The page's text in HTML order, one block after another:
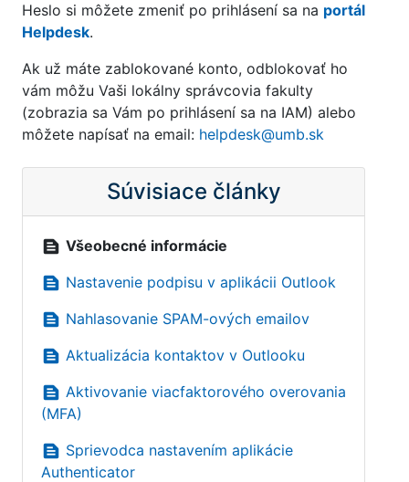
Heslo si môžete zmeniť po prihlásení sa na portál
Helpdesk.
Ak už máte zablokované konto, odblokovať ho
vám môžu Vaši lokálny správcovia fakulty
(zobrazia sa Vám po prihlásení sa na IAM) alebo
môžete napísať na email: helpdesk@umb.sk
Súvisiace články
text_snippet Všeobecné informácie
text_snippet Nastavenie podpisu v aplikácii Outlook
text_snippet Nahlasovanie SPAM-ových emailov
text_snippet Aktualizácia kontaktov v Outlooku
text_snippet Aktivovanie viacfaktorového overovania
(MFA)
text_snippet Sprievodca nastavením aplikácie
Authenticator